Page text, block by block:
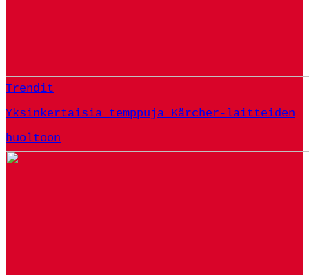
Trendit
Yksinkertaisia ​​temppuja Kärcher-laitteiden
huoltoon